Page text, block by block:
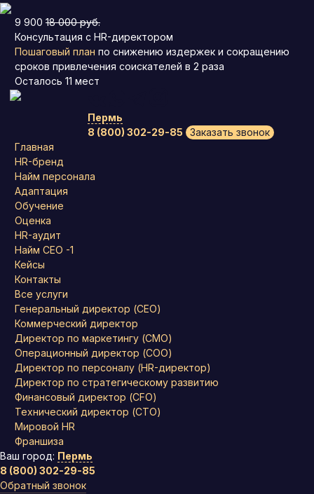
9 900 18 000 руб.
Консультация с HR-директором
Пошаговый план по снижению издержек и сокращению
сроков привлечения соискателей в 2 раза
Осталось 11 мест
Пермь
8 (800) 302-29-85
Заказать звонок
Главная
HR-бренд
Найм персонала
Адаптация
Обучение
Оценка
HR-аудит
Найм СЕО -1
Кейсы
Контакты
Все услуги
Генеральный директор (CEO)
Коммерческий директор
Директор по маркетингу (CMO)
Операционный директор (COO)
Директор по персоналу (HR-директор)
Директор по стратегическому развитию
Финансовый директор (CFO)
Технический директор (CTO)
Мировой HR
Франшиза
Ваш город: Пермь
8 (800) 302-29-85
Обратный звонок